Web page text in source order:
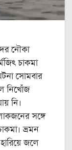
নৌকা
চাকমা
সোমবার
নিখোঁজ
নি।
সঙ্গে
ভ্রমন
জলে